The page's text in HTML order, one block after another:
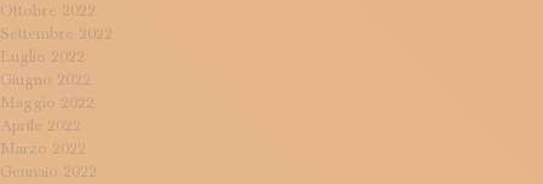
Ottobre 2022
Settembre 2022
Luglio 2022
Giugno 2022
Maggio 2022
Aprile 2022
Marzo 2022
Gennaio 2022